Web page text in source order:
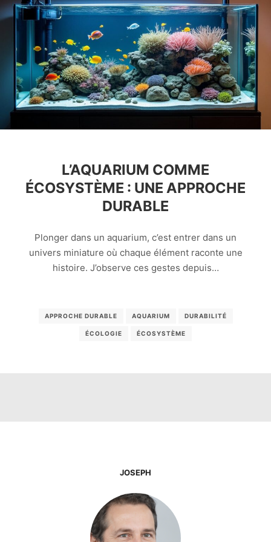
L’AQUARIUM COMME
ÉCOSYSTÈME : UNE APPROCHE
DURABLE
Plonger dans un aquarium, c’est entrer dans un
univers miniature où chaque élément raconte une
histoire. J’observe ces gestes depuis…
APPROCHE DURABLE AQUARIUM DURABILITÉ
ÉCOLOGIE ÉCOSYSTÈME
JOSEPH